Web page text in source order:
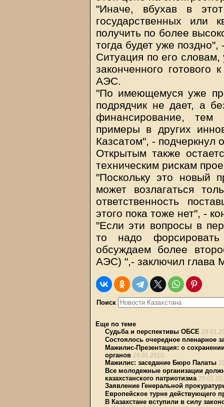
"Иначе, вбухав в
государственных или
получить по более
тогда будет уже
Ситуация по его словам,
законченного готового
АЭС.
"По имеющемуся уже
подрядчик не дает, а
финансирование,
примеры в других
Казсатом", - подчеркнул
Открытым также
техническим рискам
"Поскольку это новый
может возлагаться
ответственность
этого пока тоже нет", -
"Если эти вопросы в
то надо
обсуждаем более
АЭС) ",- заключил глава
Поиск
Еще по теме
Судьба и перспективы ОБСЕ
Состоялось очередное пленарное
Мажилис-Презентация: о
органов 29.01.2010
Мажилис: заседание Бюро Палаты
Все молодежные организации
казахстанского патриотизма
Заявление Генеральной
Европейское турне действующего
В Казахстане вступили в силу